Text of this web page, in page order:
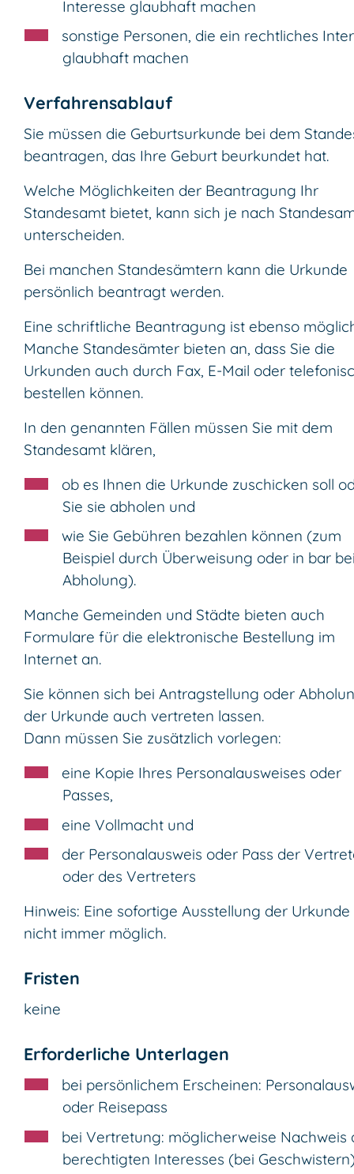
Interesse glaubhaft machen
sonstige Personen, die ein rechtliches
glaubhaft machen
Verfahrensablauf
Sie müssen die Geburtsurkunde bei dem
beantragen, das Ihre Geburt beurkundet hat.
Welche Möglichkeiten der Beantragung Ihr
Standesamt bietet, kann sich je nach
unterscheiden.
Bei manchen Standesämtern kann die Urkunde
persönlich beantragt werden.
Eine schriftliche Beantragung ist ebenso
Manche Standesämter bieten an, dass Sie die
Urkunden auch durch Fax, E-Mail oder
bestellen können.
In den genannten Fällen müssen Sie mit dem
Standesamt klären,
ob es Ihnen die Urkunde zuschicken soll
Sie sie abholen und
wie Sie Gebühren bezahlen können (zum
Beispiel durch Überweisung oder in bar
Abholung).
Manche Gemeinden und Städte bieten auch
Formulare für die elektronische Bestellung im
Internet an.
Sie können sich bei Antragstellung oder
der Urkunde auch vertreten lassen.
Dann müssen Sie zusätzlich vorlegen:
eine Kopie Ihres Personalausweises oder
Passes,
eine Vollmacht und
der Personalausweis oder Pass der
oder des Vertreters
Hinweis: Eine sofortige Ausstellung der Urkunde
nicht immer möglich.
Fristen
keine
Erforderliche Unterlagen
bei persönlichem Erscheinen:
oder Reisepass
bei Vertretung: möglicherweise Nachweis
berechtigten Interesses (bei